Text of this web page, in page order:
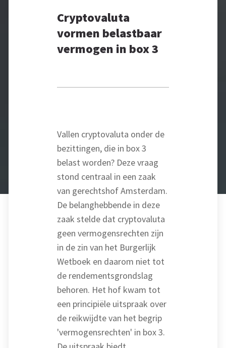
Cryptovaluta
vormen belastbaar
vermogen in box 3
Vallen cryptovaluta onder de
bezittingen, die in box 3
belast worden? Deze vraag
stond centraal in een zaak
van gerechtshof Amsterdam.
De belanghebbende in deze
zaak stelde dat cryptovaluta
geen vermogensrechten zijn
in de zin van het Burgerlijk
Wetboek en daarom niet tot
de rendementsgrondslag
behoren. Het hof kwam tot
een principiële uitspraak over
de reikwijdte van het begrip
'vermogensrechten' in box 3.